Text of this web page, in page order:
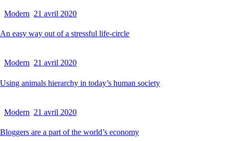
Modern 21 avril 2020
An easy way out of a stressful life-circle
Modern 21 avril 2020
Using animals hierarchy in today’s human society
Modern 21 avril 2020
Bloggers are a part of the world’s economy